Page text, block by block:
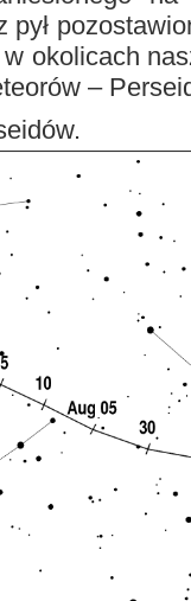
pył
okolicach
–